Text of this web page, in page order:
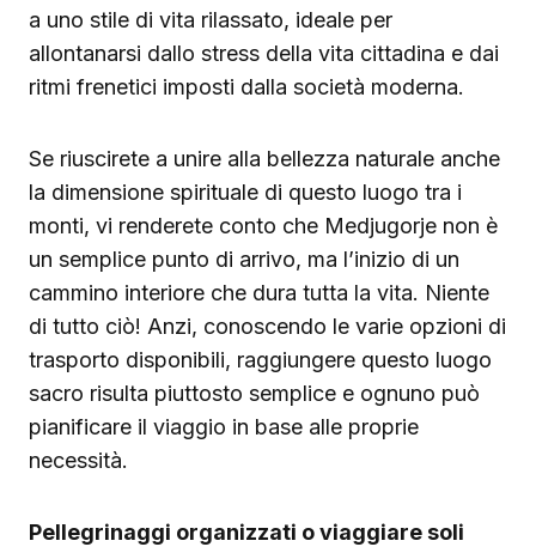
a uno stile di vita rilassato, ideale per
allontanarsi dallo stress della vita cittadina e dai
ritmi frenetici imposti dalla società moderna.
Se riuscirete a unire alla bellezza naturale anche
la dimensione spirituale di questo luogo tra i
monti, vi renderete conto che Medjugorje non è
un semplice punto di arrivo, ma l’inizio di un
cammino interiore che dura tutta la vita. Niente
di tutto ciò! Anzi, conoscendo le varie opzioni di
trasporto disponibili, raggiungere questo luogo
sacro risulta piuttosto semplice e ognuno può
pianificare il viaggio in base alle proprie
necessità.
Pellegrinaggi organizzati o viaggiare soli